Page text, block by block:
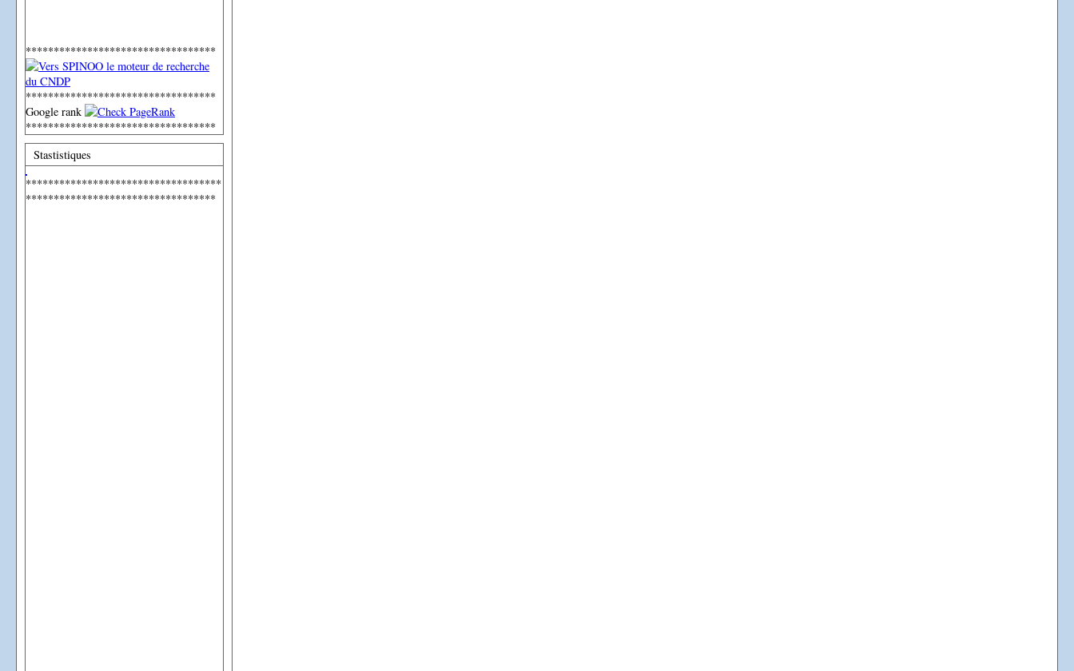
**********************************
**********************************
Google rank
**********************************
Stastistiques
***********************************
**********************************